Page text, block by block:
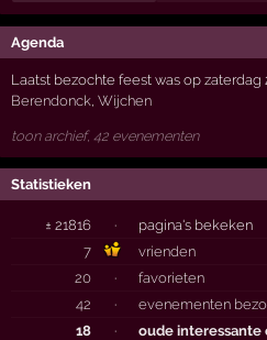
Agenda
Laatst bezochte feest was op zaterdag
Berendonck,Wijchen
toon archief, 42 evenementen
Statistieken
± 21816 ·
pagina's bekeken
7
vrienden
20
·
favorieten
42
·
evenementen
18
·
oude